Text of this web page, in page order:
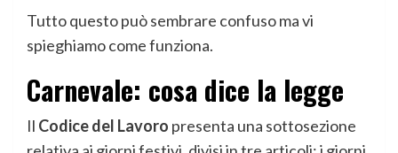
Tutto questo può sembrare confuso ma vi
spieghiamo come funziona.
Carnevale: cosa dice la legge
Il Codice del Lavoro presenta una sottosezione